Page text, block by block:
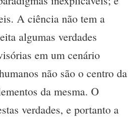
A ciência não tem a
algumas verdades
em um cenário
não são o centro da
da mesma. O
verdades, e portanto a